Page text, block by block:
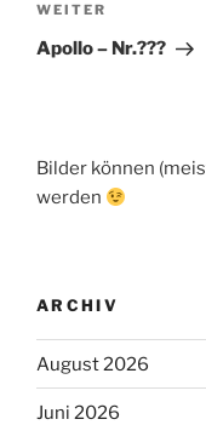
Nächster
Beitrag
WEITER
Apollo – Nr.???
Bilder können
werden
ARCHIV
August 2026
Juni 2026